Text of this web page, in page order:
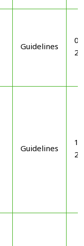
Guidelines
Guidelines